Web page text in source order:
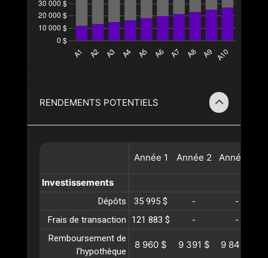
RENDEMENTS POTENTIELS
Année 1 Année 2 Année
Investissements
Dépôts 35 995 $ -
-
Frais de transaction
121 883 $ -
-
Remboursement de
l’hypothèque
8 960 $ 9 391 $ 9 842 $